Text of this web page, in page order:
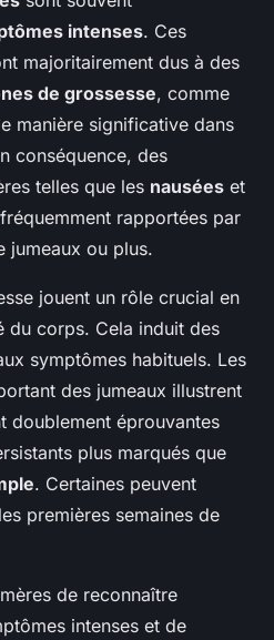
intenses. Ces
majoritairement dus à des
de grossesse, comme
manière significative dans
conséquence, des
telles que les nausées et
rapportées par
jumeaux ou plus.
jouent un rôle crucial en
du corps. Cela induit des
symptômes habituels. Les
des jumeaux illustrent
doublement éprouvantes
plus marqués que
. Certaines peuvent
premières semaines de
de reconnaître
intenses et de